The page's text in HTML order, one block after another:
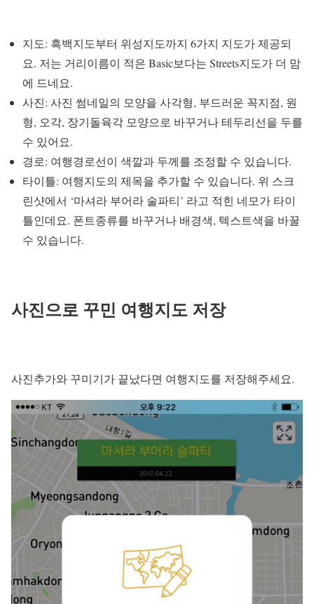
지도: 흑백지도부터 위성지도까지 6가지 지도가 제공되
요. 저는 거리이름이 적은 Basic보다는 Streets지도가 더 맘
에 드네요.
사진: 사진 썸네일의 모양을 사각형, 부드러운 꼭지점, 원
형, 오각, 장기돌육각 모양으로 바꾸거나 테두리선을 두를
수 있어요.
경로: 여행경로선이 색깔과 두께를 조정할 수 있습니다.
타이틀: 여행지도의 제목을 추가할 수 있습니다. 위 스크
린샷에서 ‘마셔라 부어라 술파티’ 라고 적힌 네모가 타이
틀인데요. 폰트종류를 바꾸거나 배경색, 텍스트색을 바꿀
수 있습니다.
사진으로 꾸민 여행지도 저장
사진추가와 꾸미기가 끝났다면 여행지도를 저장해주세요.